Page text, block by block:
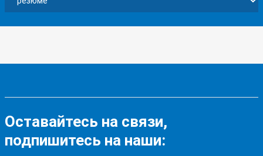
Оставайтесь на связи,
подпишитесь на наши: